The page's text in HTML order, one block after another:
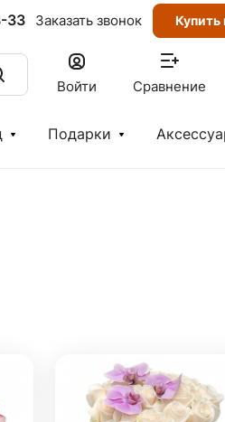
33 Заказать звонок Купить
Войти Сравнение
Подарки